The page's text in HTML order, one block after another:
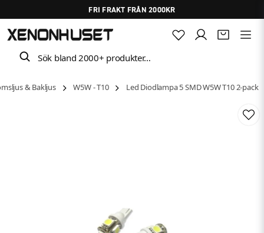
FRI FRAKT FRÅN 2000KR
Sök bland 2000+ produkter…
& Bakljus W5W - T10 Led Diodlampa 5 SMD W5W T10 2-pack